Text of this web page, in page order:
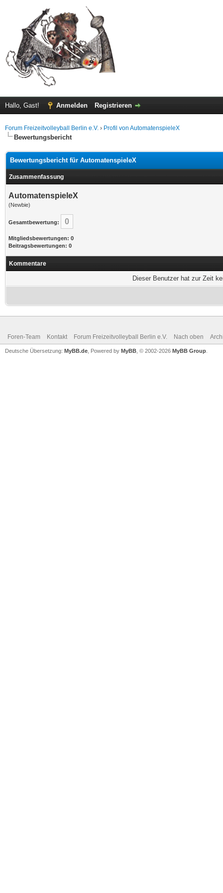
Hallo, Gast! Anmelden Registrieren
Forum Freizeitvolleyball Berlin e.V. › Profil von AutomatenspieleX
Bewertungsbericht
Bewertungsbericht für AutomatenspieleX
Zusammenfassung
AutomatenspieleX
(Newbie)
Gesamtbewertung: 0
Mitgliedsbewertungen: 0
Beitragsbewertungen: 0
Kommentare
Dieser Benutzer hat zur Zeit
Foren-Team Kontakt Forum Freizeitvolleyball Berlin e.V. Nach oben
Deutsche Übersetzung: MyBB.de , Powered by MyBB , © 2002-2026 MyBB Group